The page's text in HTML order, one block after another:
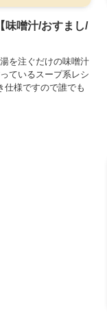
味噌汁/おすまし/
を注ぐだけの味噌汁
ているスープ系レシ
仕様ですので誰でも